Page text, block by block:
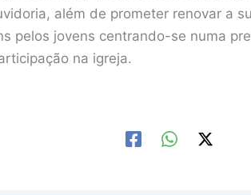
além de prometer renovar a
pelos jovens centrando-se numa
na igreja.